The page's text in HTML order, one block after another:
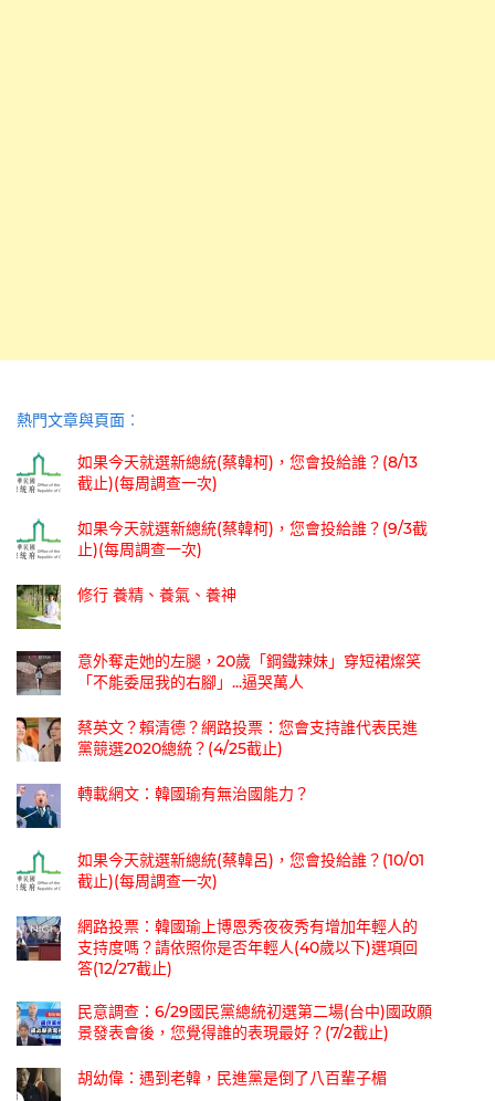
熱門文章與頁面︰
如果今天就選新總統(蔡韓柯)，您會投給誰？(8/13
截止)(每周調查一次)
如果今天就選新總統(蔡韓柯)，您會投給誰？(9/3截
止)(每周調查一次)
修行 養精、養氣、養神
意外奪走她的左腿，20歲「鋼鐵辣妹」穿短裙燦笑
「不能委屈我的右腳」...逼哭萬人
蔡英文？賴清德？網路投票：您會支持誰代表民進
黨競選2020總統？(4/25截止)
轉載網文：韓國瑜有無治國能力？
如果今天就選新總統(蔡韓呂)，您會投給誰？(10/01
截止)(每周調查一次)
網路投票：韓國瑜上博恩秀夜夜秀有增加年輕人的
支持度嗎？請依照你是否年輕人(40歲以下)選項回
答(12/27截止)
民意調查：6/29國民黨總統初選第二場(台中)國政願
景發表會後，您覺得誰的表現最好？(7/2截止)
胡幼偉：遇到老韓，民進黨是倒了八百輩子楣